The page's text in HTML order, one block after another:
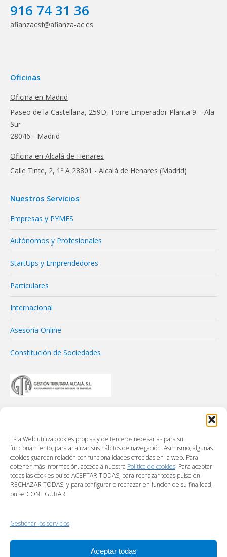
Esta Web utiliza cookies propias y de terceros necesarias para su
funcionamiento, para analizar sus hábitos de navegación. Asimismo, algunas
cookies guardan relación con funcionalidades ofrecidas en la web. Para
obtener más información, acceda a nuestra Política de cookies. Para aceptar
todas las cookies pulse ACEPTAR TODAS, para rechazar todas pulse en
RECHAZAR TODAS, y para configurar o rechazar en función de su finalidad,
pulse CONFIGURAR.
Gestionar los servicios
Aceptar todas
916 74 31 36
afianzacsf@afianza-ac.es
Oficinas
Oficina en Madrid
Paseo de la Castellana, 259D, Torre Emperador Planta 9 – Ala
Sur
28046 - Madrid
Oficina en Alcalá de Henares
Calle Tinte, 2, 1º A 28801 - Alcalá de Henares (Madrid)
Nuestros Servicios
Empresas y PYMES
Autónomos y Profesionales
StartUps y Emprendedores
Particulares
Internacional
Asesoría Online
Constitución de Sociedades